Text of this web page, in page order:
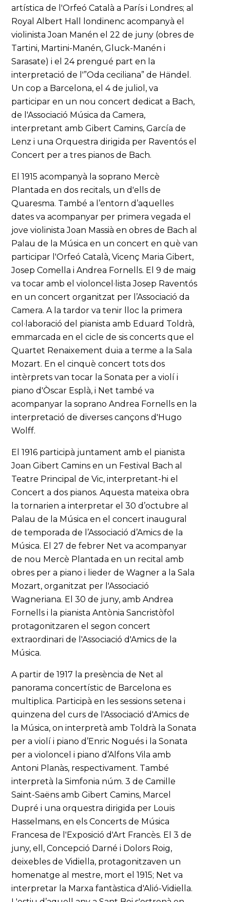
artística de l'Orfeó Català a París i Londres; al
Royal Albert Hall londinenc acompanyà el
violinista Joan Manén el 22 de juny (obres de
Tartini, Martini-Manén, Gluck-Manén i
Sarasate) i el 24 prengué part en la
interpretació de l'”Oda ceciliana” de Händel.
Un cop a Barcelona, el 4 de juliol, va
participar en un nou concert dedicat a Bach,
de l'Associació Música da Camera,
interpretant amb Gibert Camins, García de
Lenz i una Orquestra dirigida per Raventós el
Concert per a tres pianos de Bach.
El 1915 acompanyà la soprano Mercè
Plantada en dos recitals, un d'ells de
Quaresma. També a l’entorn d’aquelles
dates va acompanyar per primera vegada el
jove violinista Joan Massià en obres de Bach al
Palau de la Música en un concert en què van
participar l'Orfeó Català, Vicenç Maria Gibert,
Josep Comella i Andrea Fornells. El 9 de maig
va tocar amb el violoncel·lista Josep Raventós
en un concert organitzat per l’Associació da
Camera. A la tardor va tenir lloc la primera
col·laboració del pianista amb Eduard Toldrà,
emmarcada en el cicle de sis concerts que el
Quartet Renaixement duia a terme a la Sala
Mozart. En el cinquè concert tots dos
intèrprets van tocar la Sonata per a violí i
piano d'Òscar Esplà, i Net també va
acompanyar la soprano Andrea Fornells en la
interpretació de diverses cançons d'Hugo
Wolff.
El 1916 participà juntament amb el pianista
Joan Gibert Camins en un Festival Bach al
Teatre Principal de Vic, interpretant-hi el
Concert a dos pianos. Aquesta mateixa obra
la tornarien a interpretar el 30 d’octubre al
Palau de la Música en el concert inaugural
de temporada de l’Associació d’Amics de la
Música. El 27 de febrer Net va acompanyar
de nou Mercè Plantada en un recital amb
obres per a piano i lieder de Wagner a la Sala
Mozart, organitzat per l'Associació
Wagneriana. El 30 de juny, amb Andrea
Fornells i la pianista Antònia Sancristòfol
protagonitzaren el segon concert
extraordinari de l'Associació d'Amics de la
Música.
A partir de 1917 la presència de Net al
panorama concertístic de Barcelona es
multiplica. Participà en les sessions setena i
quinzena del curs de l'Associació d'Amics de
la Música, on interpretà amb Toldrà la Sonata
per a violí i piano d’Enric Nogués i la Sonata
per a violoncel i piano d’Alfons Vila amb
Antoni Planàs, respectivament. També
interpretà la Simfonia núm. 3 de Camille
Saint-Saëns amb Gibert Camins, Marcel
Dupré i una orquestra dirigida per Louis
Hasselmans, en els Concerts de Música
Francesa de l'Exposició d'Art Francès. El 3 de
juny, ell, Concepció Darné i Dolors Roig,
deixebles de Vidiella, protagonitzaven un
homenatge al mestre, mort el 1915; Net va
interpretar la Marxa fantàstica d'Alió-Vidiella.